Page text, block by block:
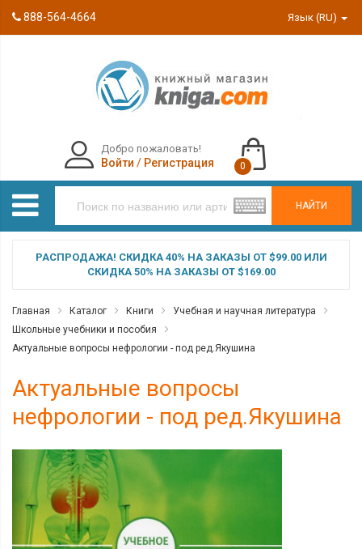
888-564-4664 Язык (RU)
НАЙТИ
Добро пожаловать!
Войти / Регистрация 0
РАСПРОДАЖА! СКИДКА 40% НА ЗАКАЗЫ ОТ $99.00 ИЛИ
СКИДКА 50% НА ЗАКАЗЫ ОТ $169.00
Главная Каталог Книги
Учебная и научная литература
Школьные учебники и пособия
Актуальные вопросы нефрологии - под ред.Якушина
Актуальные вопросы
нефрологии - под ред.Якушина